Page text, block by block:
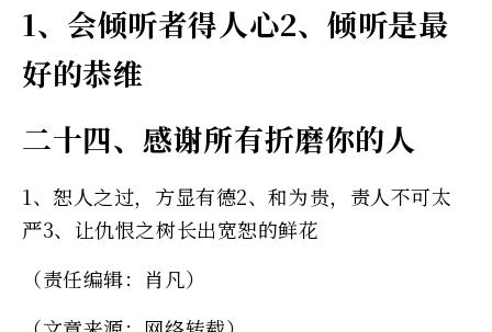
1、会倾听者得人心2、倾听是最
好的恭维
二十四、感谢所有折磨你的人
1、恕人之过，方显有德2、和为贵，责人不可太
严3、让仇恨之树长出宽恕的鲜花
（责任编辑：肖凡）